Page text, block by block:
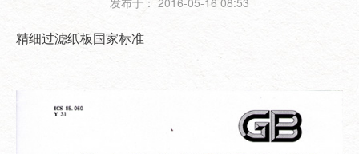
精细过滤纸板国家标准